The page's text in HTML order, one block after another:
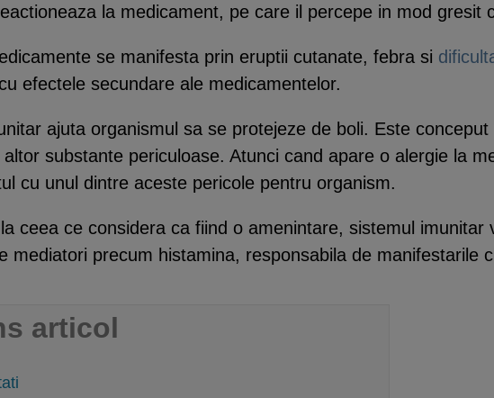
la medicament, pe care il percepe in mod gresit
se manifesta prin eruptii cutanate, febra si
efectele secundare ale medicamentelor.
ajuta organismul sa se protejeze de boli. Este
altor substante periculoase. Atunci cand apare o alergie la
cu unul dintre aceste pericole pentru organism.
ceea ce considera ca fiind o amenintare, sistemul
mediatori precum histamina, responsabila de manifestarile
articol